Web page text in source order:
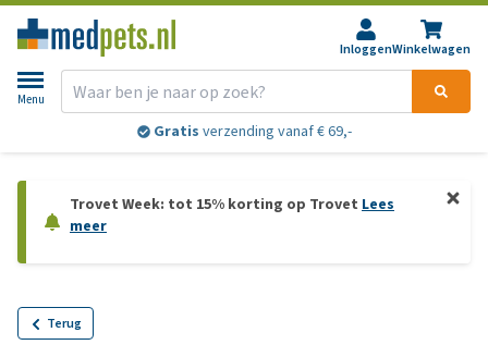
InloggenWinkelwagen
Menu
Gratis verzending vanaf € 69,-
Trovet Week: tot 15% korting op Trovet Lees
meer
Terug